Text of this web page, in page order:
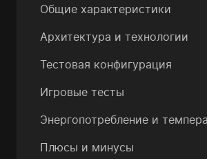
Общие характеристики
Архитектура и технологии
Тестовая конфигурация
Игровые тесты
Энергопотребление и
Плюсы и минусы